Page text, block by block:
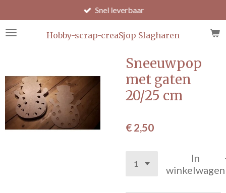
direct
naar
Hobby-scrap-creaSjop Slagharen
Snel leverbaar
Sneeuwpop
met gaten
20/25 cm
€ 2,50
In
winkelwagen